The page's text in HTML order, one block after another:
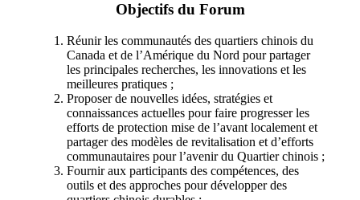
Objectifs du Forum
Réunir les communautés des quartiers chinois du
Canada et de l’Amérique du Nord pour partager
les principales recherches, les innovations et les
meilleures pratiques ;
Proposer de nouvelles idées, stratégies et
connaissances actuelles pour faire progresser les
efforts de protection mise de l’avant localement et
partager des modèles de revitalisation et d’efforts
communautaires pour l’avenir du Quartier chinois ;
Fournir aux participants des compétences, des
outils et des approches pour développer des